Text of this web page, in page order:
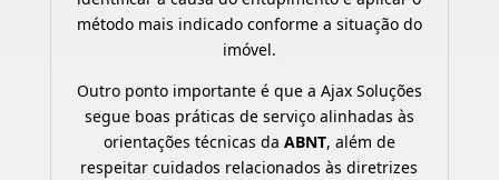
método mais indicado conforme a situação do
imóvel.
Outro ponto importante é que a Ajax Soluções
segue boas práticas de serviço alinhadas às
orientações técnicas da ABNT, além de
respeitar cuidados relacionados às diretrizes